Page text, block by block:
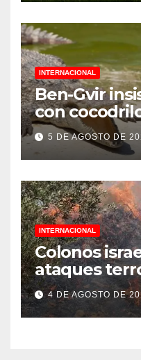
INTERNACIONAL
Ben-Gvir
con
palestinos
5 DE AGOSTO DE
INTERNACIONAL
Colonos
ataques
familias
Cisjordania
4 DE AGOSTO DE